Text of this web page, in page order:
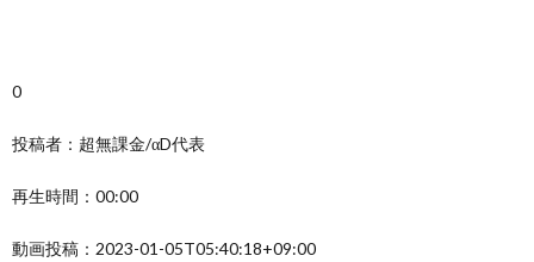
0
投稿者：超無課金/αD代表
再生時間：00:00
動画投稿：2023-01-05T05:40:18+09:00